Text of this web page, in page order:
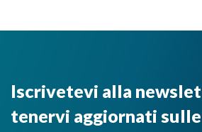
Iscrivetevi alla
tenervi aggiornati